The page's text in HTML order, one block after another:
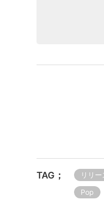
TAG； リリー
Pop